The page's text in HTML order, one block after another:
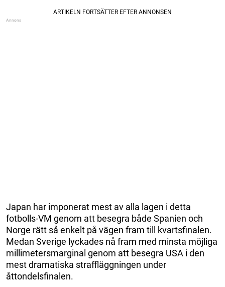
Japan har imponerat mest av alla lagen i detta
fotbolls-VM genom att besegra både Spanien och
Norge rätt så enkelt på vägen fram till kvartsfinalen.
Medan Sverige lyckades nå fram med minsta möjliga
millimetersmarginal genom att besegra USA i den
mest dramatiska straffläggningen under
åttondelsfinalen.